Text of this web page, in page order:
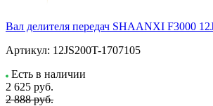
Вал делителя передач SHAANXI F3000
Артикул: 12JS200T-1707105
Есть в наличии
2 625 руб.
2 888 руб.